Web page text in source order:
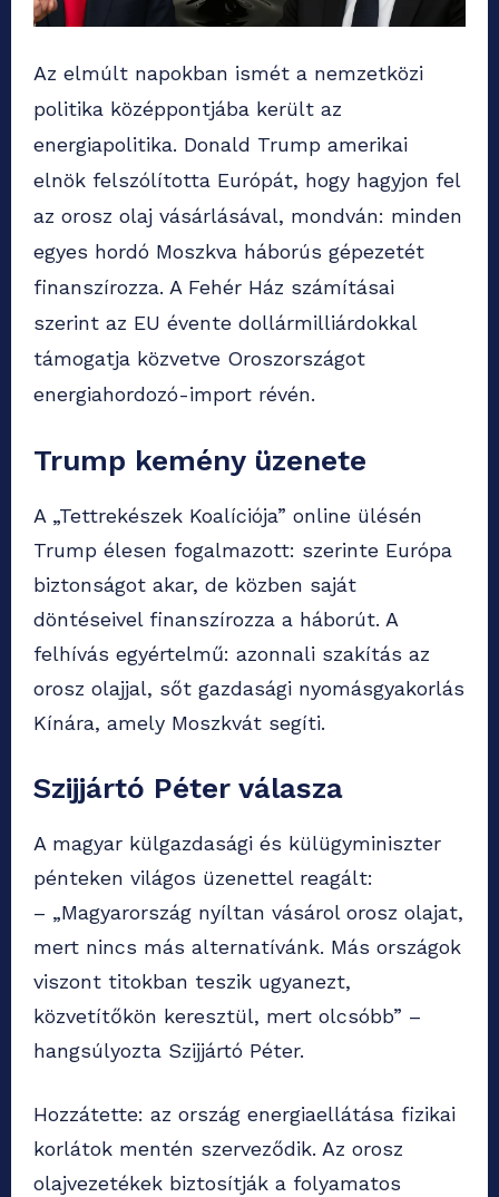
Az elmúlt napokban ismét a nemzetközi
politika középpontjába került az
energiapolitika. Donald Trump amerikai
elnök felszólította Európát, hogy hagyjon fel
az orosz olaj vásárlásával, mondván: minden
egyes hordó Moszkva háborús gépezetét
finanszírozza. A Fehér Ház számításai
szerint az EU évente dollármilliárdokkal
támogatja közvetve Oroszországot
energiahordozó-import révén.
Trump kemény üzenete
A „Tettrekészek Koalíciója” online ülésén
Trump élesen fogalmazott: szerinte Európa
biztonságot akar, de közben saját
döntéseivel finanszírozza a háborút. A
felhívás egyértelmű: azonnali szakítás az
orosz olajjal, sőt gazdasági nyomásgyakorlás
Kínára, amely Moszkvát segíti.
Szijjártó Péter válasza
A magyar külgazdasági és külügyminiszter
pénteken világos üzenettel reagált:
– „Magyarország nyíltan vásárol orosz olajat,
mert nincs más alternatívánk. Más országok
viszont titokban teszik ugyanezt,
közvetítőkön keresztül, mert olcsóbb” –
hangsúlyozta Szijjártó Péter.
Hozzátette: az ország energiaellátása fizikai
korlátok mentén szerveződik. Az orosz
olajvezetékek biztosítják a folyamatos